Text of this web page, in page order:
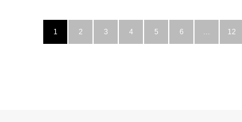
1 2 3 4 5 6 … 12